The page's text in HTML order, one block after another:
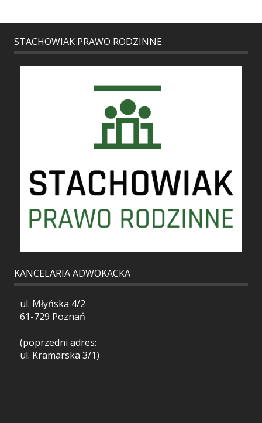
STACHOWIAK PRAWO RODZINNE
KANCELARIA ADWOKACKA
ul. Młyńska 4/2
61-729 Poznań
(poprzedni adres:
ul. Kramarska 3/1)